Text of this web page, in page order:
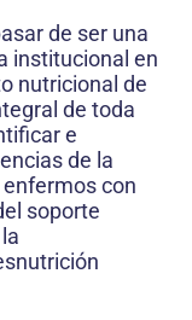
de ser una
institucional en
nutricional de
de toda
e
de la
con
soporte